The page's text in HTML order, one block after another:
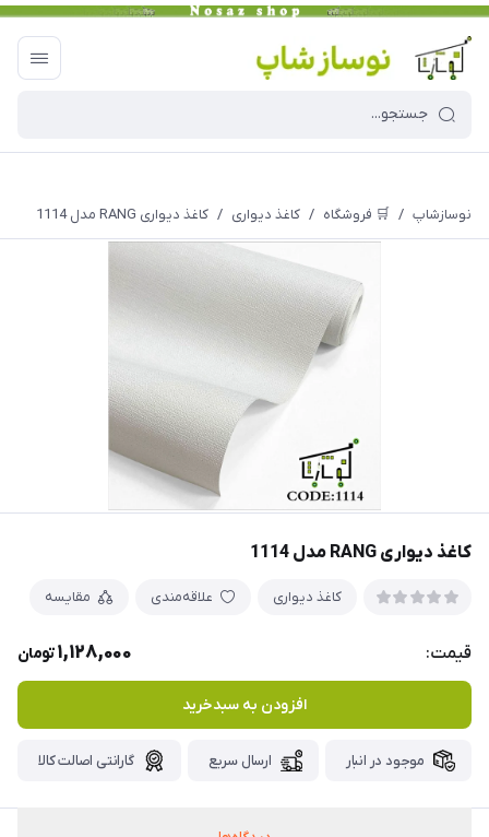
نوسازشاپ / 🛒 فروشگاه / کاغذ دیواری / کاغذ دیواری RANG مدل 1114
کاغذ دیواری RANG مدل 1114
کاغذ دیواری علاقه‌مندی مقایسه
قیمت: 1,128,000تومان
افزودن به سبدخرید
موجود در انبار ارسال سریع گارانتی اصالت کالا